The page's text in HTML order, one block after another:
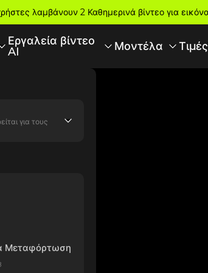
λαμβάνουν 2 Καθημερινά βίντεο για
Εργαλεία βίντεο
AI
Μοντέλα Τιμές
για τους
Μεταφόρτωση